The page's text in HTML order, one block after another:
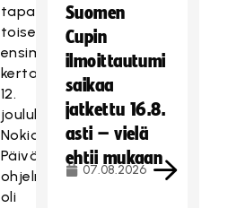
tapasivat
toisensa
ensimmäistä
kertaa
12.
joulukuuta
Nokialla.
Päivän
ohjelmassa
oli
Suomen
Cupin
ilmoittautumi
saikaa
jatkettu 16.8.
asti – vielä
ehtii mukaan
07.08.2026